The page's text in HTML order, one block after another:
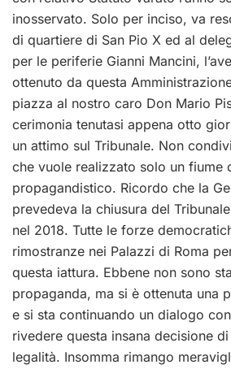
inosservato. Solo per inciso, va
di quartiere di San Pio X ed al
per le periferie Gianni Mancini,
ottenuto da questa
piazza al nostro caro Don Mario
cerimonia tenutasi appena otto
un attimo sul Tribunale. Non
che vuole realizzato solo un fiume
propagandistico. Ricordo che la
prevedeva la chiusura del
nel 2018. Tutte le forze
rimostranze nei Palazzi di Roma
questa iattura. Ebbene non sono
propaganda, ma si è ottenuta una
e si sta continuando un dialogo
rivedere questa insana decisione
legalità. Insomma rimango